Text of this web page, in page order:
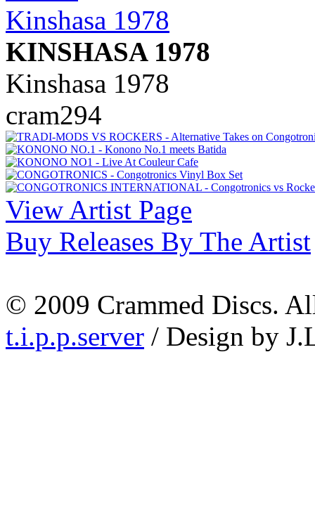
KINSHASA 1978
Kinshasa 1978
cram294
View Artist Page
Buy Releases By The Artist
© 2009 Crammed Discs.
t.i.p.p.server / Design by